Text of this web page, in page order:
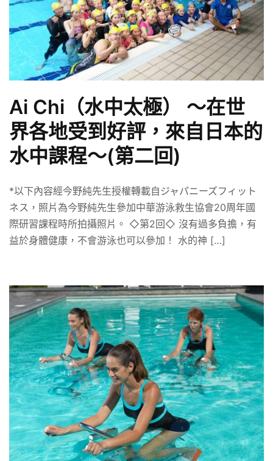
Ai Chi（水中太極） 〜在世
界各地受到好評，來自日本的
水中課程〜(第二回)
*以下內容經今野純先生授權轉載自ジャパニーズフィット
ネス，照片為今野純先生參加中華游泳救生協會20周年國
際研習課程時所拍攝照片。 ◇第2回◇ 沒有過多負擔，有
益於身體健康，不會游泳也可以參加！ 水的神 […]